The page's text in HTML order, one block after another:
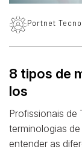
8 tipos de
los
Portnet
Profissionais de
terminologias
entender as